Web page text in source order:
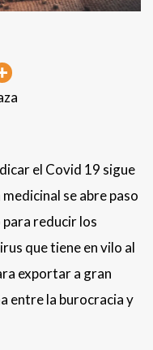
el Covid 19 sigue
se abre paso
reducir los
que tiene en vilo al
exportar a gran
entre la burocracia y